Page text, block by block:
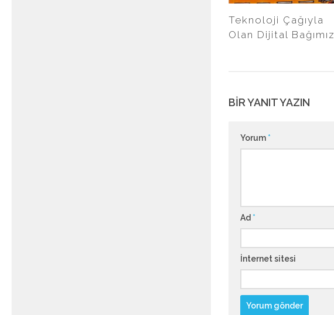
Teknoloji Çağıyla
Olan Dijital Bağımız
BIR YANIT YAZIN
Yorum *
Ad *
İnternet sitesi